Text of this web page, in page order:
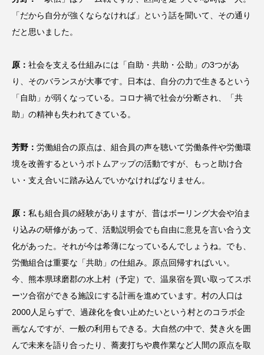
「だから自分が強くならなければ」という話を聞いて、その通り
だと思いました。
原： 社会を支える仕組みには「自助・共助・公助」の3つがあ
り、そのバランスが大事です。日本は、自分の力で生きるという
「自助」が弱くなっている。コロナ禍で社会が分断され、「共
助」の精神も失われてきている。
芳野： 労働組合の原点は、組合員の声を聴いて労働条件や労働環
境を改善するというボトムアップの活動ですが、もっと助け合
い・支え合いに踏み込んでいかなければなりません。
原： 私も組合員の経験がありますが、昔はボーリング大会や泊ま
り込みの研修があって、活動説明会でも自由に意見を言い合う文
化があった。それが今は希薄になっているんでしょうね。でも、
労働組合は重要な「共助」の仕組み。原点回帰すればいい。
今、熊本県球磨郡の水上村（予定）で、温泉宿を買い取ってスポ
ーツ合宿ができる施設にする計画を進めています。村の人口は
2000人足らずで、過疎化を食い止めたいという村とのコラボ企
画なんですが、一般の利用もできる。大自然の中で、焚き火を囲
んで未来を語り合ったり、蕎麦打ちや農作業など人間の原点を取